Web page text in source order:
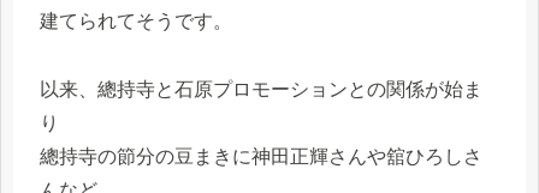
建てられてそうです。
以来、總持寺と石原プロモーションとの関係が始ま
り
總持寺の節分の豆まきに神田正輝さんや舘ひろしさ